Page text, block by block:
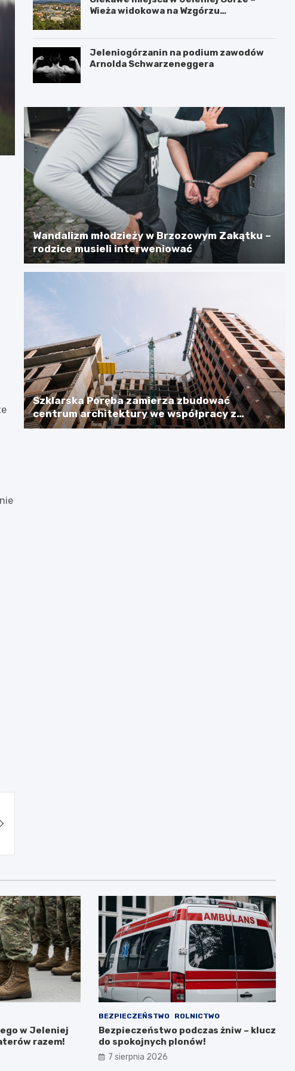
Wieża widokowa na Wzgórzu
Jeleniogórzanin na podium zawodów
Arnolda Schwarzeneggera
Wandalizm młodzieży w Brzozowym Zakątku –
rodzice musieli interweniować
Szklarska Poręba zamierza zbudować
centrum architektury we współpracy z
Niemcami, licząc na dotację w wysokości
w Jeleniej
razem!
BEZPIECZEŃSTWO ROLNICTWO
Bezpieczeństwo podczas żniw – klucz
do spokojnych plonów!
7 sierpnia 2026